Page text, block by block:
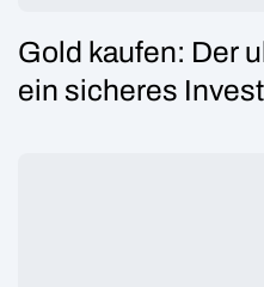
Gold kaufen: Der
ein sicheres